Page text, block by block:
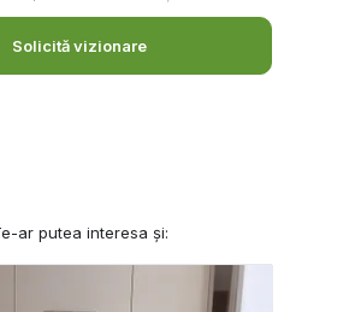
Solicită vizionare
ar putea interesa și: